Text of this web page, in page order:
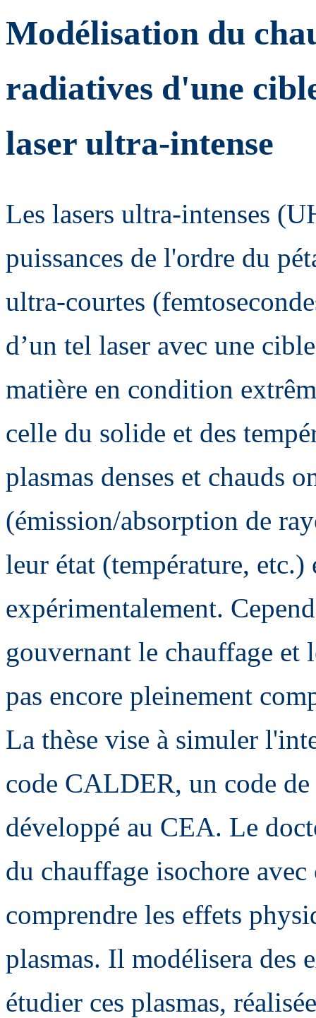
Modélisation du
radiatives d'une
laser ultra-intense
Les lasers ultra-intenses
puissances de l'ordre du
ultra-courtes
d’un tel laser avec une
matière en condition
celle du solide et des
plasmas denses et chauds
(émission/absorption de
leur état (température, etc.)
expérimentalement.
gouvernant le chauffage et
pas encore pleinement
La thèse vise à simuler
code CALDER, un code
développé au CEA. Le
du chauffage isochore avec
comprendre les effets
plasmas. Il modélisera des
étudier ces plasmas,